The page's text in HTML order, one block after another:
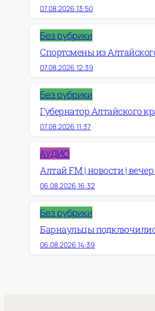
07.08.2026 13:50
Без рубрики
Спортсмены из
07.08.2026 12:39
Без рубрики
Губернатор Алтайского
07.08.2026 11:37
АУДИО
Алтай FM | новости | вечер
06.08.2026 16:32
Без рубрики
Барнаульцы
06.08.2026 14:39